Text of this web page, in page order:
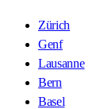
Zürich
Genf
Lausanne
Bern
Basel